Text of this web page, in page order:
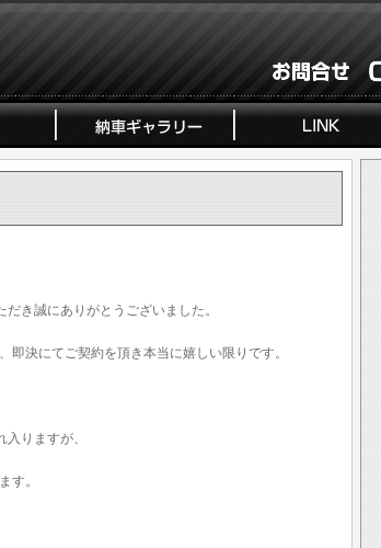
き誠にありがとうございました。
即決にてご契約を頂き本当に嬉しい限りです。
りますが、
す。